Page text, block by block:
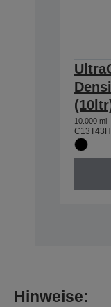
10.000 ml
Hinweise: